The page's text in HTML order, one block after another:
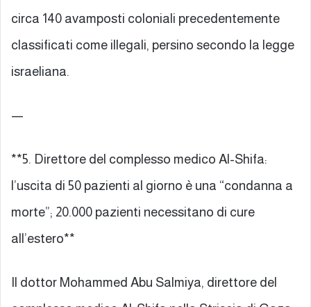
circa 140 avamposti coloniali precedentemente
classificati come illegali, persino secondo la legge
israeliana.
—
**5. Direttore del complesso medico Al-Shifa:
l’uscita di 50 pazienti al giorno è una “condanna a
morte”; 20.000 pazienti necessitano di cure
all’estero**
Il dottor Mohammed Abu Salmiya, direttore del